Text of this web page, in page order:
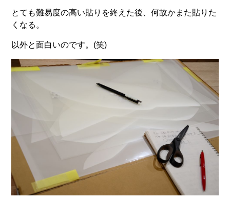
とても難易度の高い貼りを終えた後、何故かまた貼りた
くなる。
以外と面白いのです。(笑)